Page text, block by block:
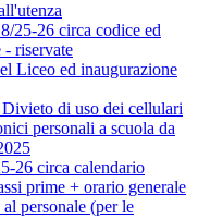
25-26 circa codice ed
riservate
Liceo ed inaugurazione
di uso dei cellulari
personali a scuola da
26 circa calendario
prime + orario generale
personale (per le